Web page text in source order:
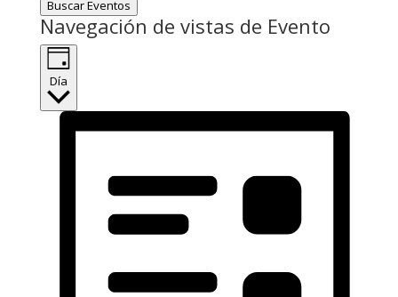
Buscar Eventos
Navegación de vistas de Evento
Día